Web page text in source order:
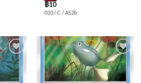
฿10
033 / C / AS2b
Add to
wishlist
Add to
wishlist